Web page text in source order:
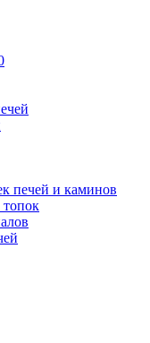
печей и каминов
топок